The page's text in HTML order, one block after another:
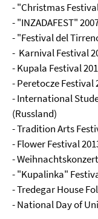
- "Christmas
- "INZADAFEST"
- "Festival del
- Karnival Festival
- Kupala Festival
- Peretocze Festival
- International
(Russland)
- Tradition Arts
- Flower Festival
-
- "Kupalinka"
- Tredegar House
- National Day of